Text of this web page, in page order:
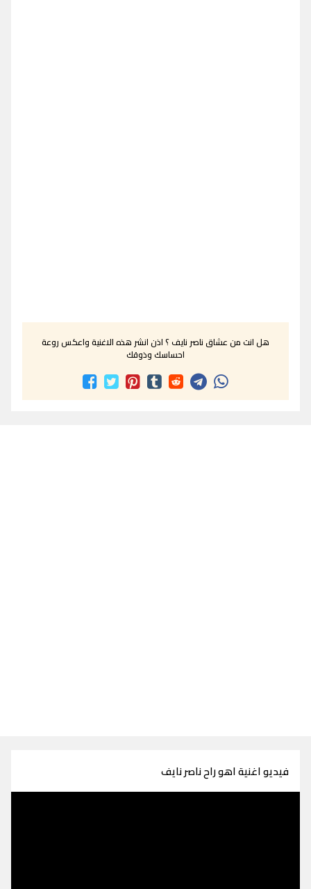
هل انت من عشاق ناصر نايف ؟ اذن انشر هذه الاغنية واعكس روعة
احساسك وذوقك
فيديو اغنية اهو راح ناصر نايف